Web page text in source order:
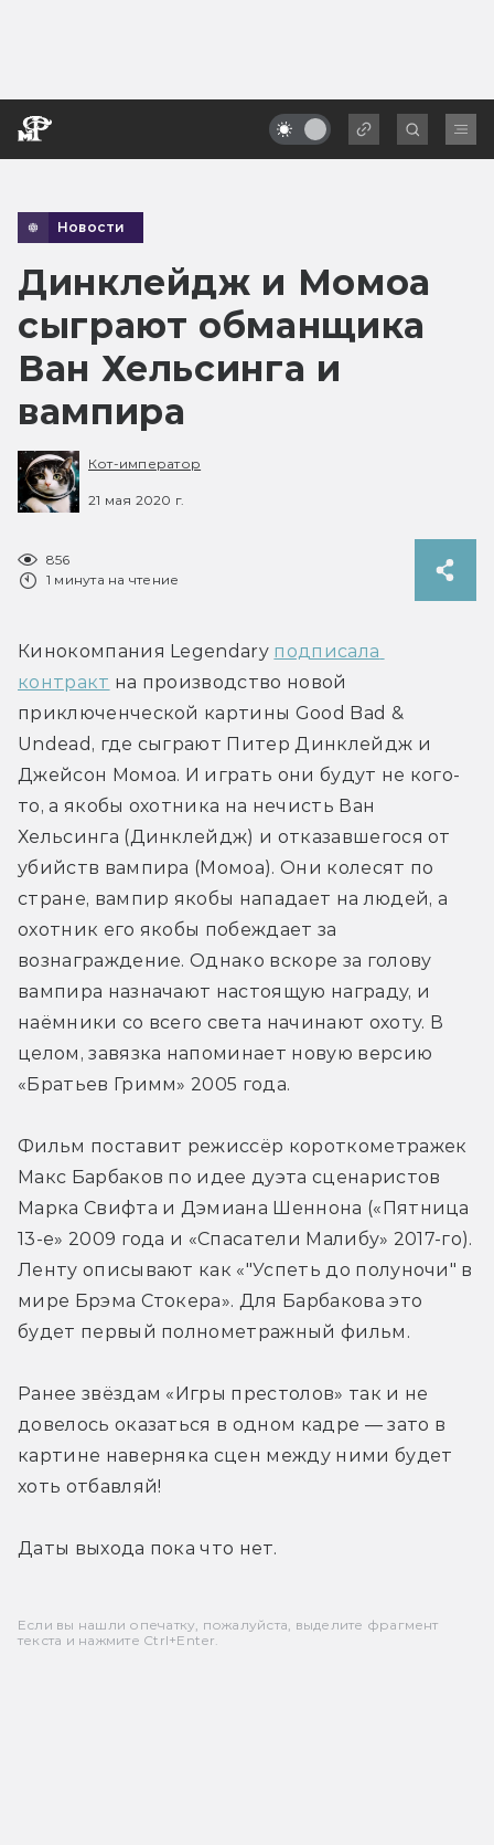
Новости
Динклейдж и Момоа
сыграют обманщика
Ван Хельсинга и
вампира
Кот-император
21 мая 2020 г.
856
1 минута на чтение
Кинокомпания Legendary подписала
контракт на производство новой
приключенческой картины Good Bad &
Undead, где сыграют Питер Динклейдж и
Джейсон Момоа. И играть они будут не кого-
то, а якобы охотника на нечисть Ван
Хельсинга (Динклейдж) и отказавшегося от
убийств вампира (Момоа). Они колесят по
стране, вампир якобы нападает на людей, а
охотник его якобы побеждает за
вознаграждение. Однако вскоре за голову
вампира назначают настоящую награду, и
наёмники со всего света начинают охоту. В
целом, завязка напоминает новую версию
«Братьев Гримм» 2005 года.
Фильм поставит режиссёр короткометражек
Макс Барбаков по идее дуэта сценаристов
Марка Свифта и Дэмиана Шеннона («Пятница
13-е» 2009 года и «Спасатели Малибу» 2017-го).
Ленту описывают как «"Успеть до полуночи" в
мире Брэма Стокера». Для Барбакова это
будет первый полнометражный фильм.
Ранее звёздам «Игры престолов» так и не
довелось оказаться в одном кадре — зато в
картине наверняка сцен между ними будет
хоть отбавляй!
Даты выхода пока что нет.
Если вы нашли опечатку, пожалуйста, выделите фрагмент
текста и нажмите Ctrl+Enter.